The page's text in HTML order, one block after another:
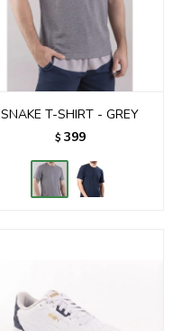
SNAKE T-SHIRT - GREY
$ 399